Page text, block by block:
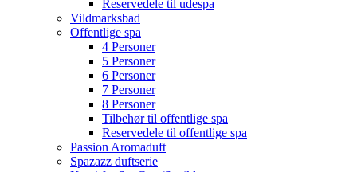
Reservedele til udespa
Vildmarksbad
Offentlige spa
4 Personer
5 Personer
6 Personer
7 Personer
8 Personer
Tilbehør til offentlige spa
Reservedele til offentlige spa
Passion Aromaduft
Spazazz duftserie